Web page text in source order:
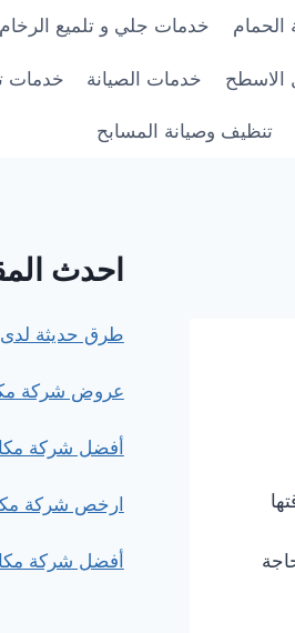
خدمات جلي و تلميع الرخام
الاسطح خدمات الصيانة خدمات
تنظيف وصيانة المسابح
احدث
طرق حديثة
عروض شركة
أفضل شركة
ارخص شركة
أفضل شركة